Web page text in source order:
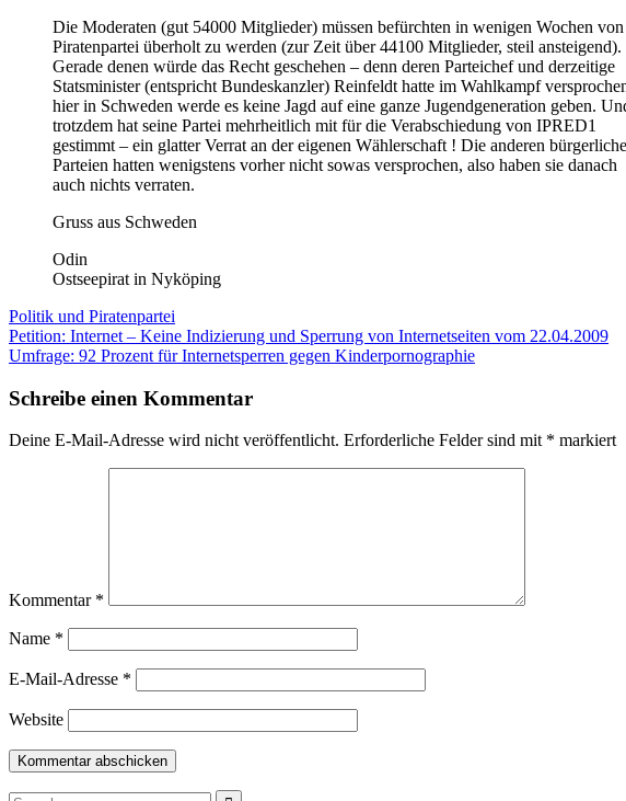
Die Moderaten (gut 54000 Mitglieder) müssen befürchten in wenigen Wochen
Piratenpartei überholt zu werden (zur Zeit über 44100 Mitglieder, steil ansteigend).
Gerade denen würde das Recht geschehen – denn deren Parteichef und derzeitige
Statsminister (entspricht Bundeskanzler) Reinfeldt hatte im Wahlkampf
hier in Schweden werde es keine Jagd auf eine ganze Jugendgeneration geben.
trotzdem hat seine Partei mehrheitlich mit für die Verabschiedung von IPRED1
gestimmt – ein glatter Verrat an der eigenen Wählerschaft ! Die anderen
Parteien hatten wenigstens vorher nicht sowas versprochen, also haben sie danach
auch nichts verraten.
Gruss aus Schweden
Odin
Ostseepirat in Nyköping
Politik und Piratenpartei
Beitragsnavigation
Petition: Internet – Keine Indizierung und Sperrung von Internetseiten vom 22.04.2009
Umfrage: 92 Prozent für Internetsperren gegen Kinderpornographie
Schreibe einen Kommentar
Deine E-Mail-Adresse wird nicht veröffentlicht. Erforderliche Felder sind mit * markiert
Kommentar *
Name *
E-Mail-Adresse *
Website